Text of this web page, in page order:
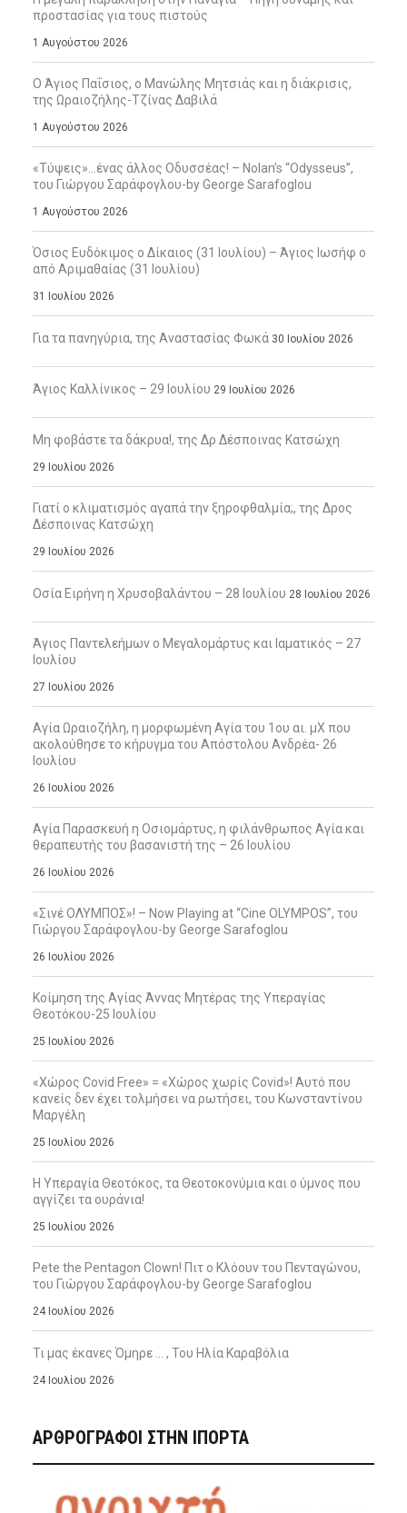
προστασίας για τους πιστούς
1 Αυγούστου 2026
Ο Άγιος Παΐσιος, ο Μανώλης Μητσιάς και η διάκρισις,
της Ωραιοζήλης-Τζίνας Δαβιλά
1 Αυγούστου 2026
«Τύψεις»…ένας άλλος Οδυσσέας! – Nolan’s “Odysseus”,
του Γιώργου Σαράφογλου-by George Sarafoglou
1 Αυγούστου 2026
Όσιος Ευδόκιμος ο Δίκαιος (31 Ιουλίου) – Άγιος Ιωσήφ ο
από Αριμαθαίας (31 Ιουλίου)
31 Ιουλίου 2026
Για τα πανηγύρια, της Αναστασίας Φωκά 30 Ιουλίου 2026
Άγιος Καλλίνικος – 29 Ιουλίου 29 Ιουλίου 2026
Μη φοβάστε τα δάκρυα!, της Δρ Δέσποινας Κατσώχη
29 Ιουλίου 2026
Γιατί ο κλιματισμός αγαπά την ξηροφθαλμία;, της Δρος
Δέσποινας Κατσώχη
29 Ιουλίου 2026
Οσία Ειρήνη η Χρυσοβαλάντου – 28 Ιουλίου 28 Ιουλίου 2026
Άγιος Παντελεήμων ο Μεγαλομάρτυς και Ιαματικός – 27
Ιουλίου
27 Ιουλίου 2026
Αγία Ωραιοζήλη, η μορφωμένη Αγία του 1ου αι. μΧ που
ακολούθησε το κήρυγμα του Απόστολου Ανδρέα- 26
Ιουλίου
26 Ιουλίου 2026
Αγία Παρασκευή η Οσιομάρτυς, η φιλάνθρωπος Αγία και
θεραπευτής του βασανιστή της – 26 Ιουλίου
26 Ιουλίου 2026
«Σινέ ΟΛΥΜΠΟΣ»! – Now Playing at “Cine OLYMPOS”, του
Γιώργου Σαράφογλου-by George Sarafoglou
26 Ιουλίου 2026
Κοίμηση της Αγίας Άννας Μητέρας της Υπεραγίας
Θεοτόκου-25 Ιουλίου
25 Ιουλίου 2026
«Χώρος Covid Free» = «Χώρος χωρίς Covid»! Αυτό που
κανείς δεν έχει τολμήσει να ρωτήσει, του Κωνσταντίνου
Μαργέλη
25 Ιουλίου 2026
Η Υπεραγία Θεοτόκος, τα Θεοτοκονύμια και ο ύμνος που
αγγίζει τα ουράνια!
25 Ιουλίου 2026
Pete the Pentagon Clown! Πιτ ο Κλόουν του Πενταγώνου,
του Γιώργου Σαράφογλου-by George Sarafoglou
24 Ιουλίου 2026
Τι μας έκανες Όμηρε … , Του Ηλία Καραβόλια
24 Ιουλίου 2026
ΑΡΘΡΟΓΡΑΦΟΙ ΣΤΗΝ IΠΟΡΤΑ